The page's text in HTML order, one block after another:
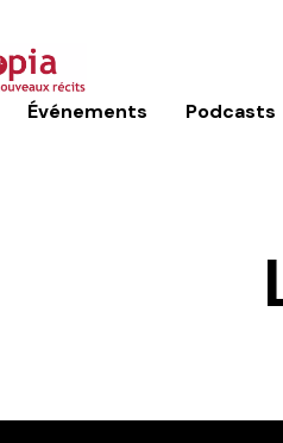
Événements Podcasts